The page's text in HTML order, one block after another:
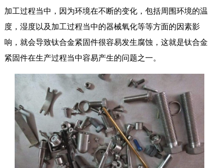
加工过程当中，因为环境在不断的变化，包括周围环境的温
度，湿度以及加工过程当中的器械氧化等等方面的因素影
响，就会导致钛合金紧固件很容易发生腐蚀，这就是钛合金
紧固件在生产过程当中容易产生的问题之一。